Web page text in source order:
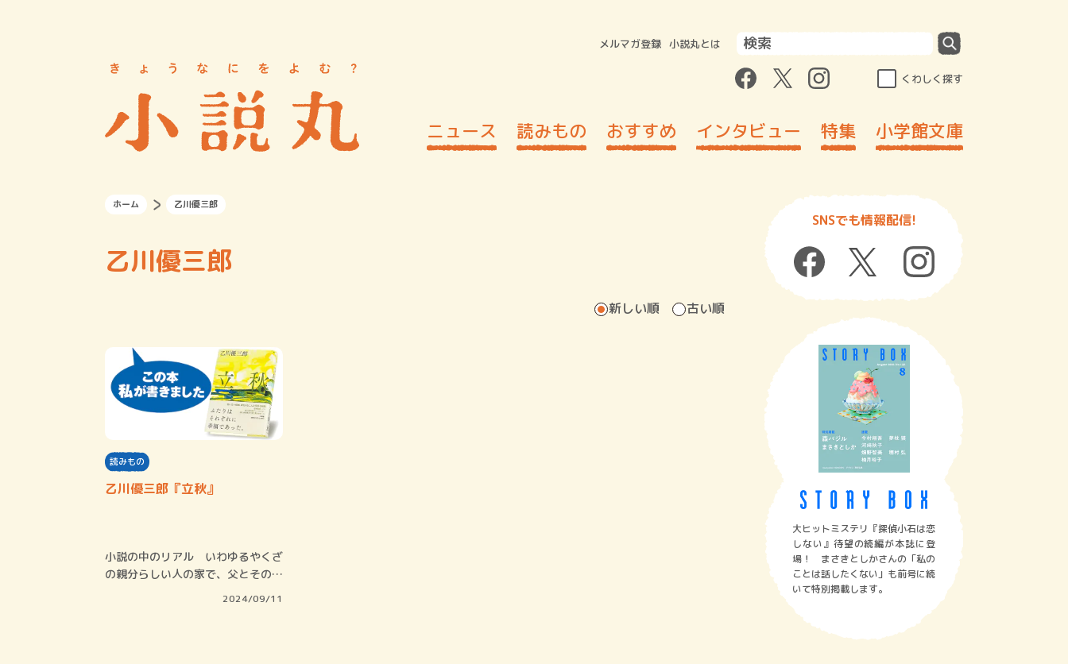
メルマガ登録 小説丸とは
くわしく探す
ニュース 読みもの おすすめ インタビュー 特集 小学館文庫
ホーム 乙川優三郎
乙川優三郎
新しい順 古い順
読みもの
乙川優三郎『立秋』
小説の中のリアル いわゆるやくざ
の親分らしい人の家で、父とその人
2024/09/11
SNSでも情報配信!
大ヒットミステリ『探偵小石は恋
しない』待望の続編が本誌に登
場！ まさきとしかさんの「私の
ことは話したくない」も前号に続
いて特別掲載します。